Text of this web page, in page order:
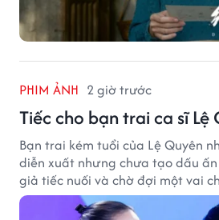
PHIM ẢNH 2 giờ trước
Tiếc cho bạn trai ca sĩ Lệ
Bạn trai kém tuổi của Lệ Quyên
diễn xuất nhưng chưa tạo dấu
giả tiếc nuối và chờ đợi một vai